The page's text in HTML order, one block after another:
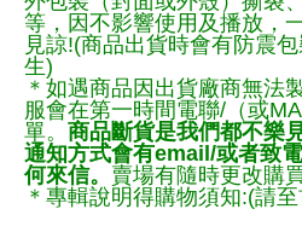
等，因不影響使用及播放，
見諒!(商品出貨時會有防震
生)
＊如遇商品因出貨廠商無法
服會在第一時間電聯/（或
單。 商品斷貨是我們都不樂
通知方式會有email/或者致
何來信。 賣場有隨時更改購
＊專輯說明得購物須知:(請